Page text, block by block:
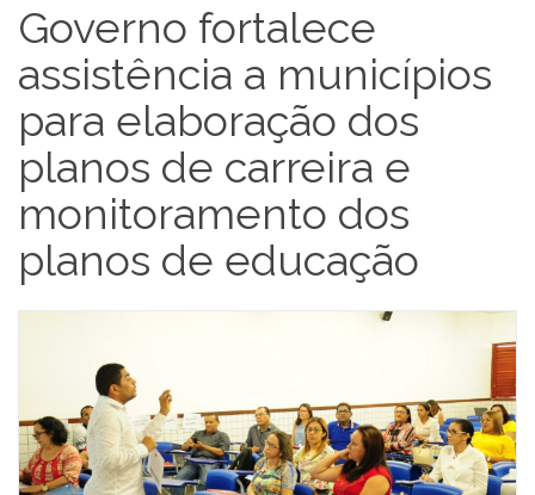
Governo fortalece
assistência a municípios
para elaboração dos
planos de carreira e
monitoramento dos
planos de educação